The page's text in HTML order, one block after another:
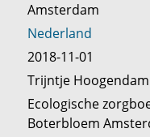
Amsterdam
Nederland
2018-11-01
Trijntje Hoogendam
Ecologische
Boterbloem